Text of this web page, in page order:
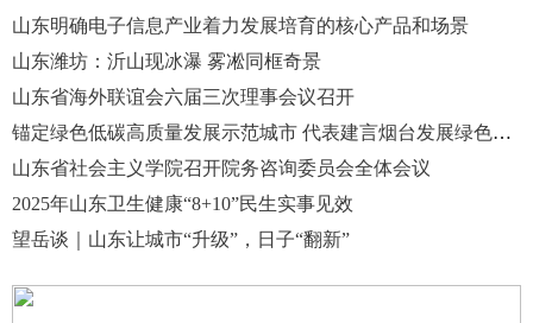
山东明确电子信息产业着力发展培育的核心产品和场景
山东潍坊：沂山现冰瀑 雾凇同框奇景
山东省海外联谊会六届三次理事会议召开
锚定绿色低碳高质量发展示范城市 代表建言烟台发展绿色循环经济
山东省社会主义学院召开院务咨询委员会全体会议
2025年山东卫生健康“8+10”民生实事见效
望岳谈｜山东让城市“升级”，日子“翻新”